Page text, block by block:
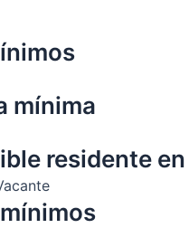
mínima
residente en